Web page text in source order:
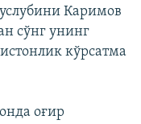
Каримов
сўнг унинг
кўрсатма
оғир